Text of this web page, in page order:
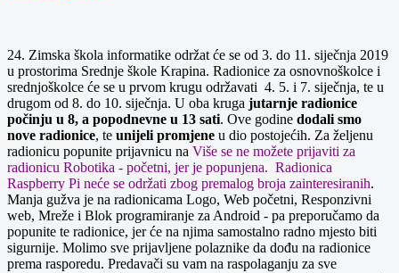
24. Zimska škola informatike održat će se od 3. do 11. siječnja 2019
u prostorima Srednje škole Krapina. Radionice za osnovnoškolce i
srednjoškolce će se u prvom krugu održavati 4. 5. i 7. siječnja, te u
drugom od 8. do 10. siječnja. U oba kruga jutarnje radionice
počinju u 8, a popodnevne u 13 sati. Ove godine dodali smo
nove radionice, te unijeli promjene u dio postojećih. Za željenu
radionicu popunite prijavnicu na Više se ne možete prijaviti za
radionicu Robotika - početni, jer je popunjena. Radionica
Raspberry Pi neće se održati zbog premalog broja zainteresiranih.
Manja gužva je na radionicama Logo, Web početni, Responzivni
web, Mreže i Blok programiranje za Android - pa preporučamo da
popunite te radionice, jer će na njima samostalno radno mjesto biti
sigurnije. Molimo sve prijavljene polaznike da dođu na radionice
prema rasporedu. Predavači su vam na raspolaganju za sve